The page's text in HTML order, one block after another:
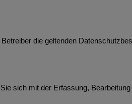
die geltenden
sich mit der Erfassung,